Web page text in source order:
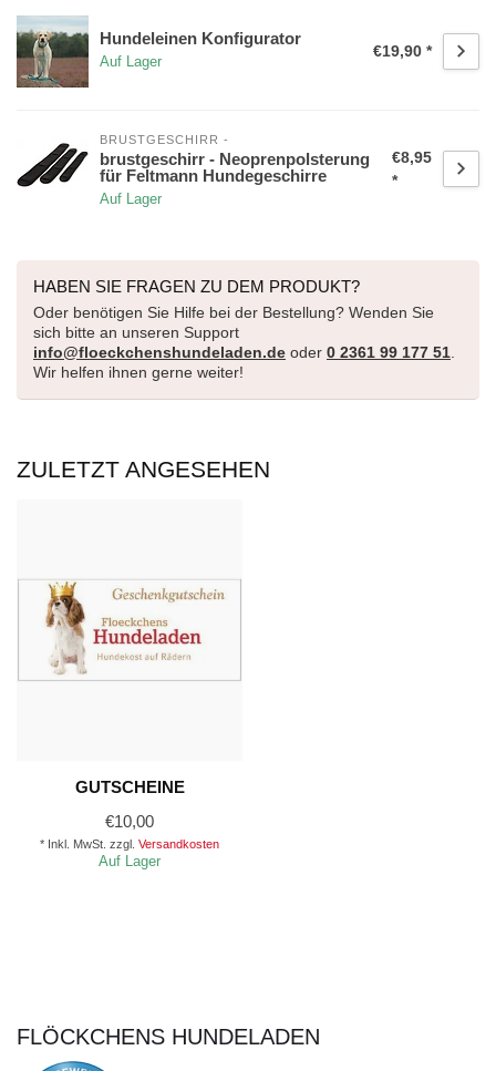
Hundeleinen Konfigurator
Auf Lager
€19,90 *
BRUSTGESCHIRR -
brustgeschirr - Neoprenpolsterung
für Feltmann Hundegeschirre
Auf Lager
€8,95
*
HABEN SIE FRAGEN ZU DEM PRODUKT?
Oder benötigen Sie Hilfe bei der Bestellung? Wenden Sie
sich bitte an unseren Support
info@floeckchenshundeladen.de oder 0 2361 99 177 51.
Wir helfen ihnen gerne weiter!
ZULETZT ANGESEHEN
GUTSCHEINE
€10,00
* Inkl. MwSt. zzgl. Versandkosten
Auf Lager
FLÖCKCHENS HUNDELADEN